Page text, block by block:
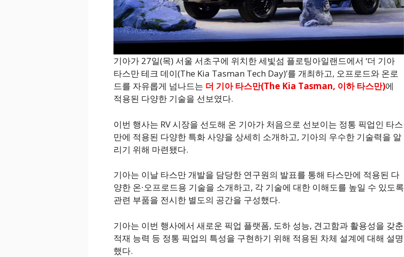
기아가 27일(목) 서울 서초구에 위치한 세빛섬 플로팅아일랜드에서 ‘더 기아
타스만 테크 데이(The Kia Tasman Tech Day)’를 개최하고, 오프로드와 온로
드를 자유롭게 넘나드는 더 기아 타스만(The Kia Tasman, 이하 타스만)에
적용된 다양한 기술을 선보였다.
이번 행사는 RV 시장을 선도해 온 기아가 처음으로 선보이는 정통 픽업인 타스
만에 적용된 다양한 특화 사양을 상세히 소개하고, 기아의 우수한 기술력을 알
리기 위해 마련됐다.
기아는 이날 타스만 개발을 담당한 연구원의 발표를 통해 타스만에 적용된 다
양한 온∙오프로드용 기술을 소개하고, 각 기술에 대한 이해도를 높일 수 있도록
관련 부품을 전시한 별도의 공간을 구성했다.
기아는 이번 행사에서 새로운 픽업 플랫폼, 도하 성능, 견고함과 활용성을 갖춘
적재 능력 등 정통 픽업의 특성을 구현하기 위해 적용된 차체 설계에 대해 설명
했다.